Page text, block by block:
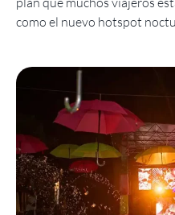
como el nuevo hotspot